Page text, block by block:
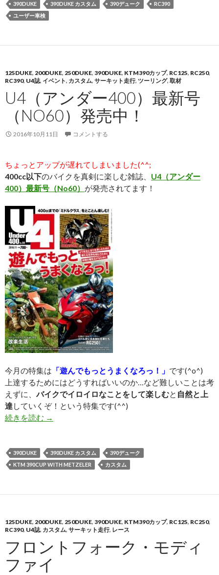
390DUKE 390DUKE カスタム 390デューク
RC390
ユーザー車検
125DUKE, 200DUKE, 250DUKE, 390DUKE, KTM390カップ, RC125, RC250,
RC390, U4誌, イベント, カスタム, サーキット走行, ツーリング, 取材
U4（アンダー400）最新号
（NO60）発売中！
2016年10月11日 コメントする
ちょっとアップが遅れてしまいました(^^;
400cc以下のバイクを真剣に楽しむ雑誌、 U4（アンダー
400）最新号 （No60） が発売されてます！
今月の特集は 「遊んでもっとうまくなろっ！」 です(^o^)
上達するためにはどうすればいいのか…など難しいことは考
えずに、バイクでイロイロなことをして楽しむと 自然と上
達 していくぞ！という特集です(^^)
続きを読む U4（アンダー400）最新号（NO60）発売中！
→
390DUKE 390DUKE カスタム
390デューク
KTM 390CUP WITH METZELER
カスタム
125DUKE, 200DUKE, 250DUKE, 390DUKE, KTM390カップ, RC125, RC250,
RC390, U4誌, カスタム, サーキット走行, レース
フロントフォーク・モディ
ファイ